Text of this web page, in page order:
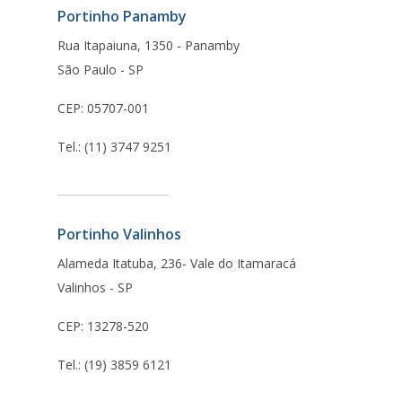
Portinho Panamby
Rua Itapaiuna, 1350 - Panamby
São Paulo - SP
CEP: 05707-001
Tel.: (11) 3747 9251
Portinho Valinhos
Alameda Itatuba, 236- Vale do Itamaracá
Valinhos - SP
CEP: 13278-520
Tel.: (19) 3859 6121